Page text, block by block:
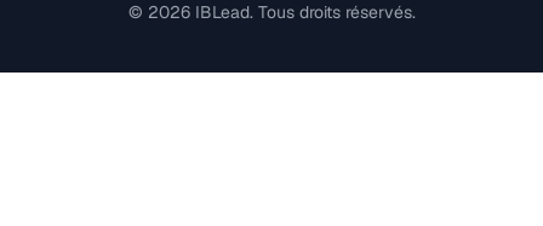
© 2026IBLead. Tous droits réservés.